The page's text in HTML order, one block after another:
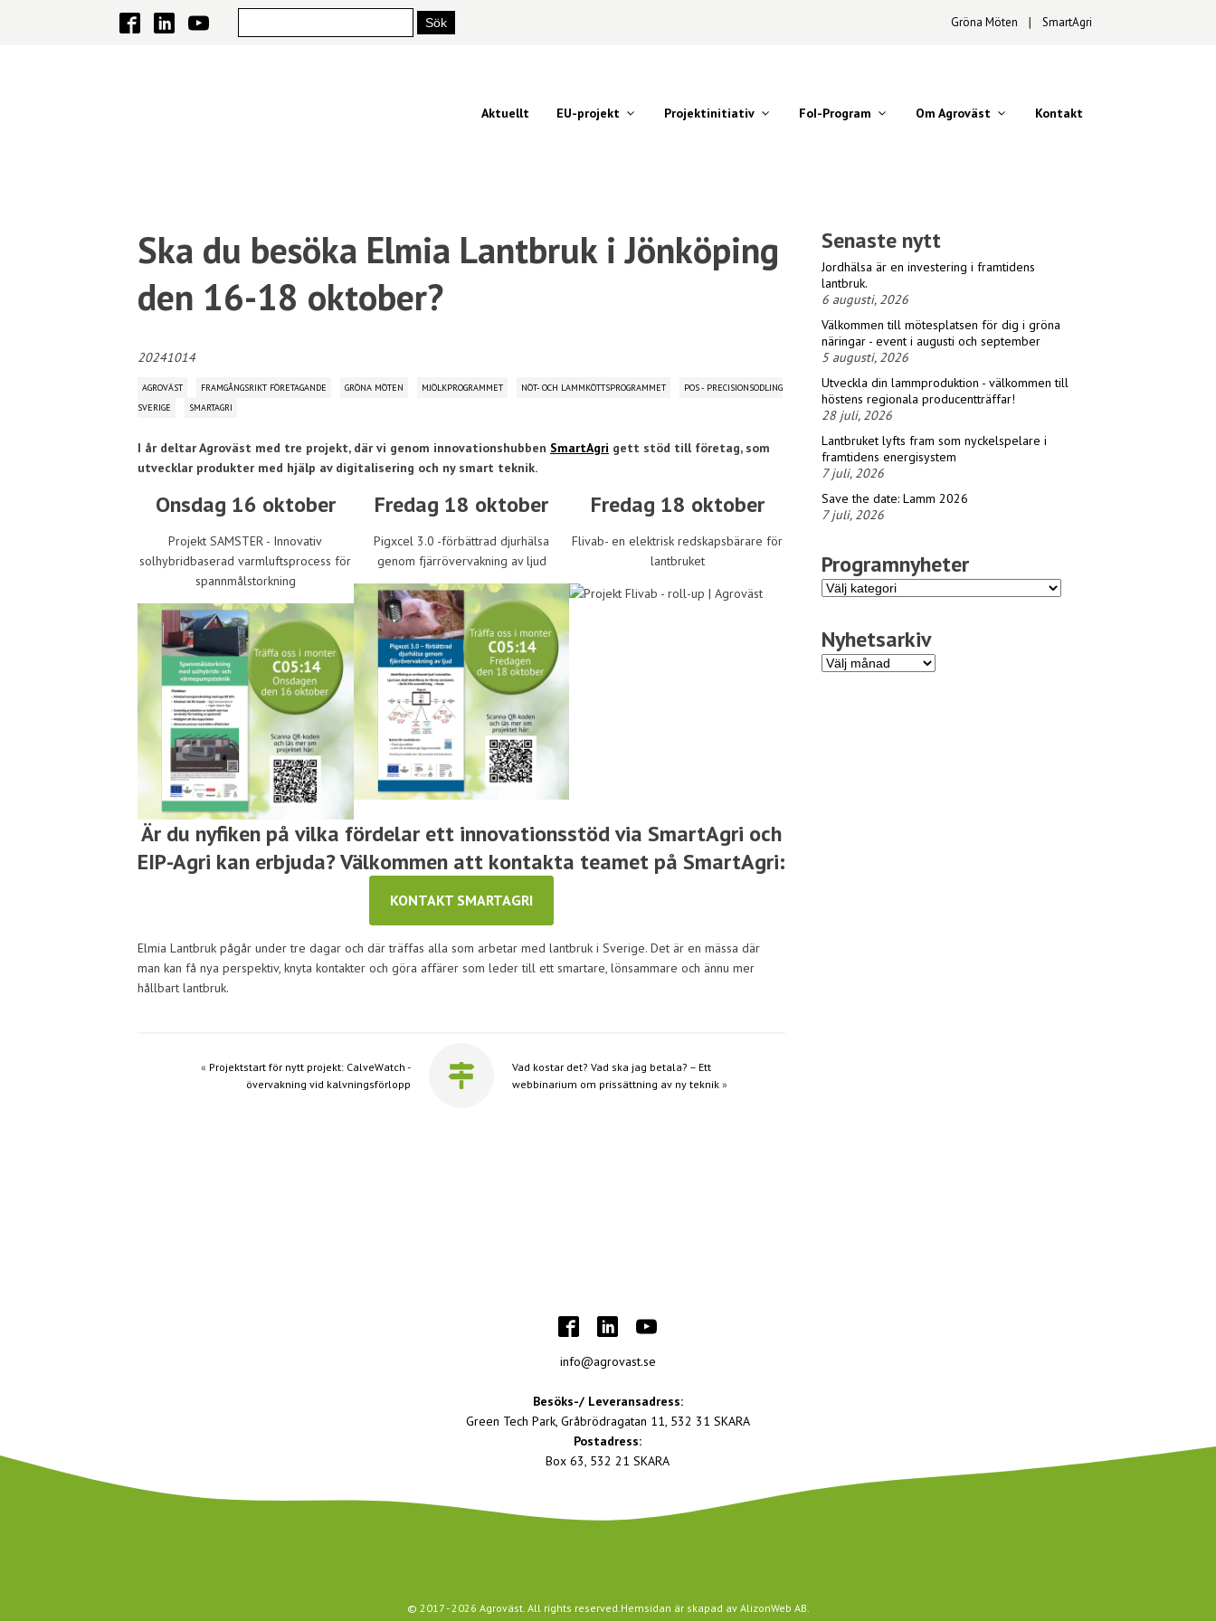
Gröna Möten ∣ SmartAgri
Aktuellt EU-projekt Projektinitiativ FoI-Program Om Agroväst Kontakt
Ska du besöka Elmia Lantbruk i Jönköping
den 16-18 oktober?
20241014
AGROVÄST FRAMGÅNGSRIKT FÖRETAGANDE GRÖNA MÖTEN MJÖLKPROGRAMMET NÖT- OCH LAMMKÖTTSPROGRAMMET
POS - PRECISIONSODLING
SVERIGE
SMARTAGRI
I år deltar Agroväst med tre projekt, där vi genom innovationshubben SmartAgri gett stöd till företag, som
utvecklar produkter med hjälp av digitalisering och ny smart teknik.
Onsdag 16 oktober
Projekt SAMSTER - Innovativ
solhybridbaserad varmluftsprocess för
spannmålstorkning
Fredag 18 oktober
Pigxcel 3.0 -förbättrad djurhälsa
genom fjärrövervakning av ljud
Fredag 18 oktober
Flivab- en elektrisk redskapsbärare för
lantbruket
Är du nyfiken på vilka fördelar ett innovationsstöd via SmartAgri och
EIP-Agri kan erbjuda? Välkommen att kontakta teamet på SmartAgri:
KONTAKT SMARTAGRI
Elmia Lantbruk pågår under tre dagar och där träffas alla som arbetar med lantbruk i Sverige. Det är en mässa där
man kan få nya perspektiv, knyta kontakter och göra affärer som leder till ett smartare, lönsammare och ännu mer
hållbart lantbruk.
« Projektstart för nytt projekt: CalveWatch -
övervakning vid kalvningsförlopp
Vad kostar det? Vad ska jag betala? – Ett
webbinarium om prissättning av ny teknik »
Senaste nytt
Jordhälsa är en investering i framtidens
lantbruk.
6 augusti, 2026
Välkommen till mötesplatsen för dig i gröna
näringar - event i augusti och september
5 augusti, 2026
Utveckla din lammproduktion - välkommen till
höstens regionala producentträffar!
28 juli, 2026
Lantbruket lyfts fram som nyckelspelare i
framtidens energisystem
7 juli, 2026
Save the date: Lamm 2026
7 juli, 2026
Programnyheter
Programnyheter
Nyhetsarkiv
Nyhetsarkiv
info@agrovast.se
Besöks-/ Leveransadress:
Green Tech Park, Gråbrödragatan 11, 532 31 SKARA
Postadress:
Box 63, 532 21 SKARA
© 2017 -2026 Agroväst. All rights reserved. Hemsidan är skapad av AlizonWeb AB